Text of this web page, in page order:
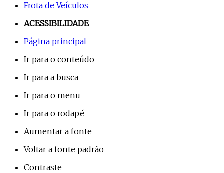
Frota de Veículos
ACESSIBILIDADE
Página principal
Ir para o conteúdo
Ir para a busca
Ir para o menu
Ir para o rodapé
Aumentar a fonte
Voltar a fonte padrão
Contraste